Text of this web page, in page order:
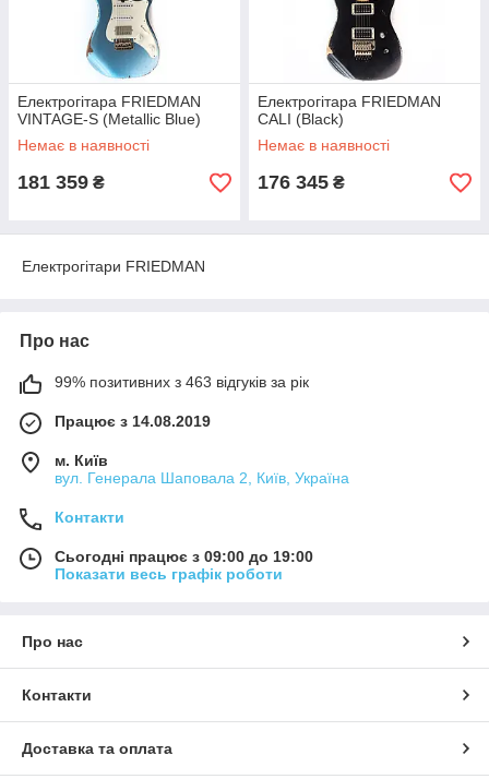
Електрогітара FRIEDMAN
VINTAGE-S (Metallic Blue)
Немає в наявності
181 359 ₴
Електрогітара FRIEDMAN
CALI (Black)
Немає в наявності
176 345 ₴
Електрогітари FRIEDMAN
Про нас
99% позитивних з 463 відгуків за рік
Працює з 14.08.2019
м. Київ
вул. Генерала Шаповала 2, Київ, Україна
Контакти
Сьогодні працює з 09:00 до 19:00
Показати весь графік роботи
Про нас
Контакти
Доставка та оплата